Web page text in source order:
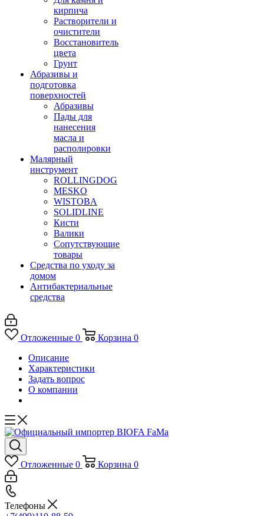
кирпича
Растворители и
очистители
Восстановитель
цвета
Грунт
Абразивы и
подготовка
поверхностей
Абразивы
Пады для
нанесения
масла и
располировки
Малярный
инструмент
ROLLINGDOG
MESKO
WISTOBA
SOLIDLINE
Кисти
Валики
Сопутствующие
товары
Средства по уходу за
домом
Антибактериальные
средства
Отложенные 0 Корзина 0
Описание
Характеристики
Задать вопрос
О компании
Отложенные 0 Корзина 0
Телефоны